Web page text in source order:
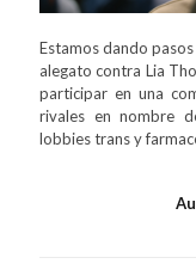
Estamos dando
alegato contra Lia
participar en una
rivales en nombre
lobbies trans y